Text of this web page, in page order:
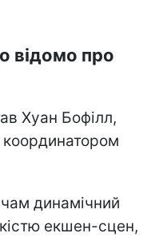
відомо про
Хуан Бофілл,
динамічний
екшен-сцен,